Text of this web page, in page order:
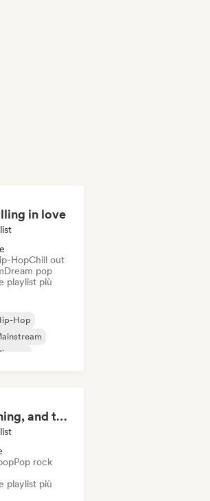
in love
HopChill out
Dream pop
playlist più
Hop
pop
POV: It’s raining, and this playlist feels like a warm hug
Pop rock
playlist più